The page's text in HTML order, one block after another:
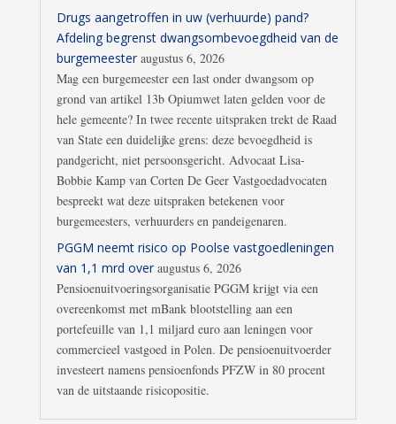
Drugs aangetroffen in uw (verhuurde) pand?
Afdeling begrenst dwangsombevoegdheid van de
burgemeester augustus 6, 2026
Mag een burgemeester een last onder dwangsom op
grond van artikel 13b Opiumwet laten gelden voor de
hele gemeente? In twee recente uitspraken trekt de Raad
van State een duidelijke grens: deze bevoegdheid is
pandgericht, niet persoonsgericht. Advocaat Lisa-
Bobbie Kamp van Corten De Geer Vastgoedadvocaten
bespreekt wat deze uitspraken betekenen voor
burgemeesters, verhuurders en pandeigenaren.
PGGM neemt risico op Poolse vastgoedleningen
van 1,1 mrd over augustus 6, 2026
Pensioenuitvoeringsorganisatie PGGM krijgt via een
overeenkomst met mBank blootstelling aan een
portefeuille van 1,1 miljard euro aan leningen voor
commercieel vastgoed in Polen. De pensioenuitvoerder
investeert namens pensioenfonds PFZW in 80 procent
van de uitstaande risicopositie.